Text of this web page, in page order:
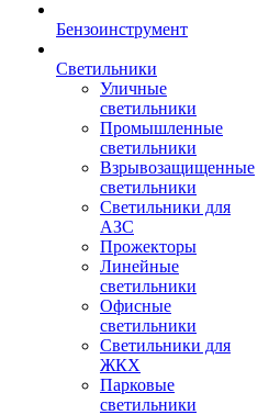
Бензоинструмент
Светильники
Уличные
светильники
Промышленные
светильники
Взрывозащищенные
светильники
Светильники для
АЗС
Прожекторы
Линейные
светильники
Офисные
светильники
Светильники для
ЖКХ
Парковые
светильники